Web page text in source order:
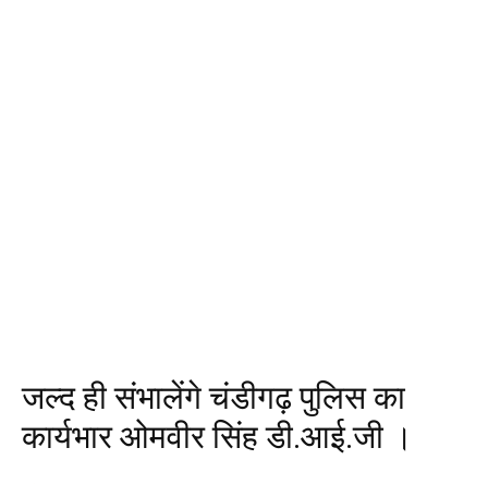
जल्द ही संभालेंगे चंडीगढ़ पुलिस का
कार्यभार ओमवीर सिंह डी.आई.जी ।